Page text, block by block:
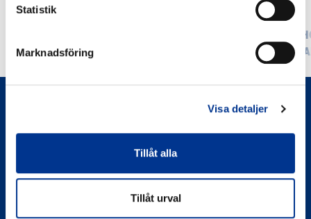
Statistik
Marknadsföring
Visa detaljer
Tillåt alla
Tillåt urval
i
vatten